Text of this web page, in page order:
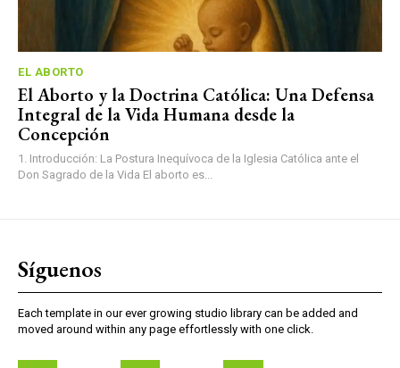
EL ABORTO
El Aborto y la Doctrina Católica: Una Defensa
Integral de la Vida Humana desde la
Concepción
1. Introducción: La Postura Inequívoca de la Iglesia Católica ante el
Don Sagrado de la Vida El aborto es...
Síguenos
Each template in our ever growing studio library can be added and
moved around within any page effortlessly with one click.